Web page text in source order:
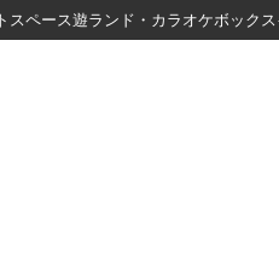
ペース遊ランド・カラオケボック